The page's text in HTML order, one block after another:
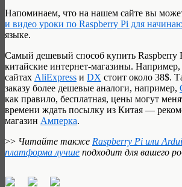
Напоминаем, что на нашем сайте вы
и видео уроки по Raspberry Pi для
языке.
Самый дешевый способ купить Raspberry
китайские интернет-магазины. Например,
сайтах AliExpress и DX стоит около 38$.
заказу более дешевые аналоги, например,
как правило, бесплатная, цены могут
времени ждать посылку из Китая —
магазин Амперка.
>> Читайте также Raspberry Pi или
платформа лучше подходит для вашего